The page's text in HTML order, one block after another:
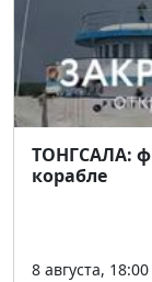
ТОНГСАЛА:
корабле
8 августа, 18:00